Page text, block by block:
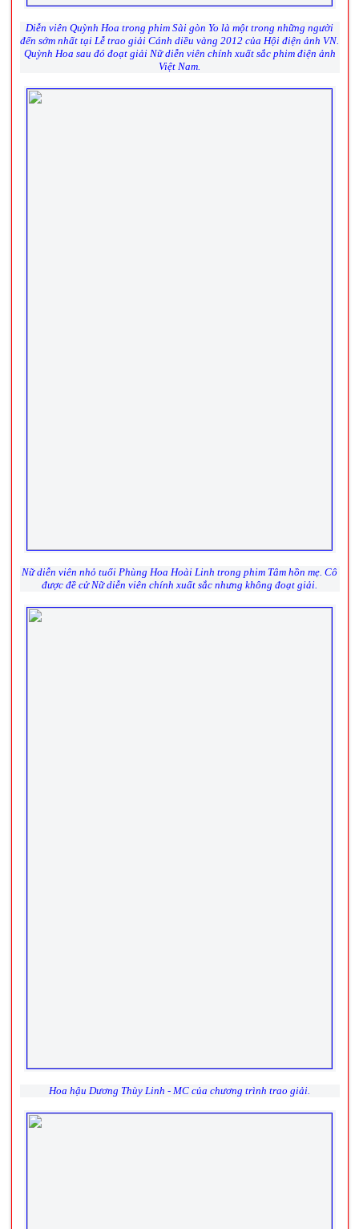
Diễn viên Quỳnh Hoa trong phim Sài gòn Yo là một trong những người
đến sớm nhất tại Lễ trao giải Cánh diều vàng 2012 của Hội điện ảnh VN.
Quỳnh Hoa sau đó đoạt giải Nữ diễn viên chính xuất sắcphim điện ảnh
Việt Nam.
Nữ diễn viên nhỏ tuổi Phùng Hoa Hoài Linh trong phim Tâm hồn mẹ. Cô
được đề cửNữ diễn viên chính xuất sắc nhưng không đoạt giải.
Hoa hậu Dương Thùy Linh - MC của chương trình trao giải.